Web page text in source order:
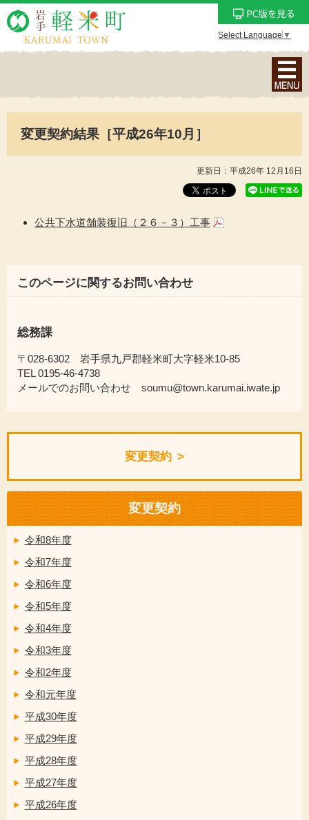
Select Language ▼
ナ
ビ
ン
メ
変更契約結果［平成26年10月］
更新日：平成26年 12月16日
公共下水道舗装復旧（２６－３）工事
このページに関するお問い合わせ
総務課
〒028-6302 岩手県九戸郡軽米町大字軽米10-85
TEL 0195-46-4738
メールでのお問い合わせ soumu@town.karumai.iwate.jp
変更契約
変更契約
令和8年度
令和7年度
令和6年度
令和5年度
令和4年度
令和3年度
令和2年度
令和元年度
平成30年度
平成29年度
平成28年度
平成27年度
平成26年度